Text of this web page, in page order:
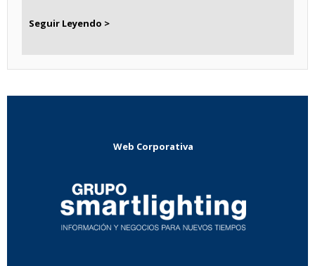
Seguir Leyendo >
Web Corporativa